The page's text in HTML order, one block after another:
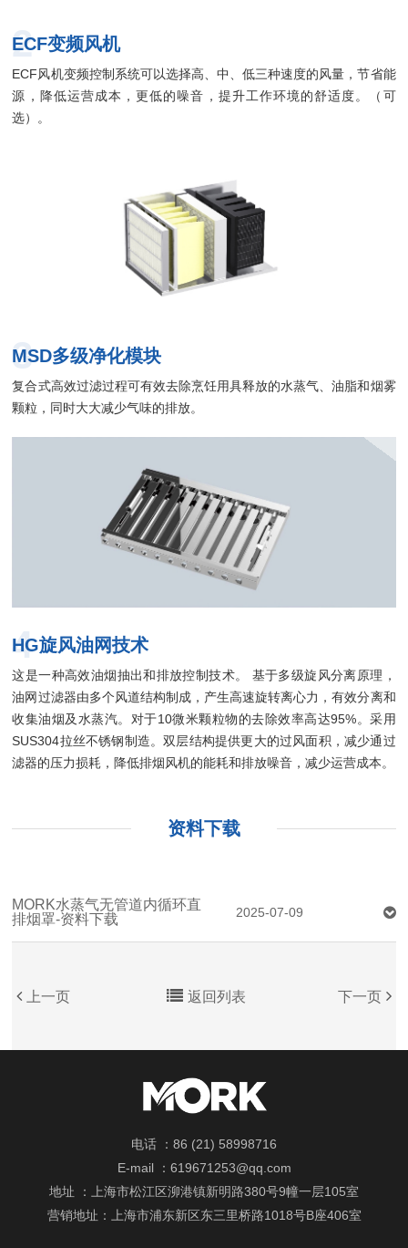
2
ECF变频风机
ECF风机变频控制系统可以选择高、中、低三种速度的风量，节省能
源，降低运营成本，更低的噪音，提升工作环境的舒适度。（可
选）。
3
MSD多级净化模块
复合式高效过滤过程可有效去除烹饪用具释放的水蒸气、油脂和烟雾
颗粒，同时大大减少气味的排放。
4
HG旋风油网技术
这是一种高效油烟抽出和排放控制技术。 基于多级旋风分离原理，
油网过滤器由多个风道结构制成，产生高速旋转离心力，有效分离和
收集油烟及水蒸汽。对于10微米颗粒物的去除效率高达95%。采用
SUS304拉丝不锈钢制造。双层结构提供更大的过风面积，减少通过
滤器的压力损耗，降低排烟风机的能耗和排放噪音，减少运营成本。
资料下载
MORK水蒸气无管道内循环直
排烟罩-资料下载
2025-07-09
上一页 返回列表 下一页
电话 ：86 (21) 58998716
E-mail ：619671253@qq.com
地址 ：上海市松江区泖港镇新明路380号9幢一层105室
营销地址：上海市浦东新区东三里桥路1018号B座406室